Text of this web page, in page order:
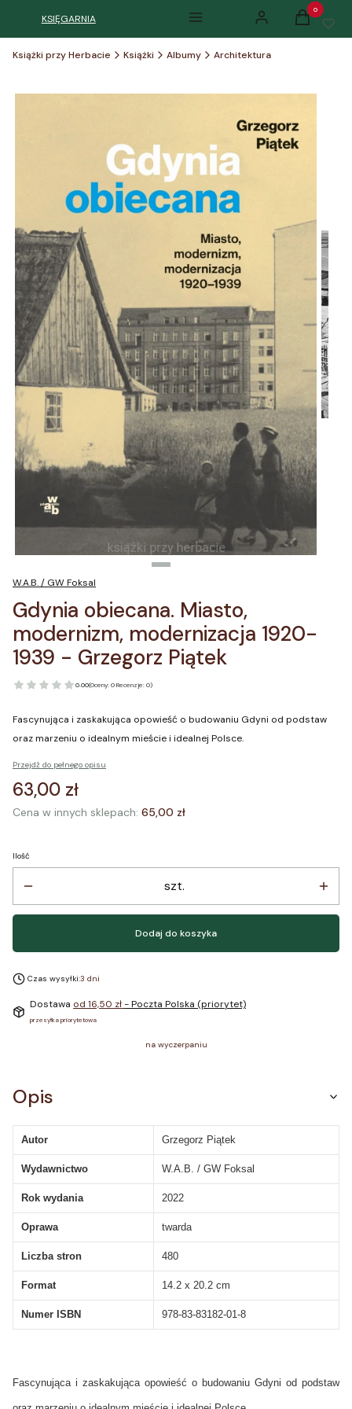
KSIĘGARNIA Menu Zaloguj się Produkty w
Koszyk
Książki przy Herbacie Książki Albumy Architektura
W.A.B. / GW Foksal
Gdynia obiecana. Miasto,
modernizm, modernizacja 1920-
1939 - Grzegorz Piątek
0.00(Oceny: 0 Recenzje: 0)
Fascynująca i zaskakująca opowieść o budowaniu Gdyni od podstaw
oraz marzeniu o idealnym mieście i idealnej Polsce.
Przejdź do pełnego opisu
Cena
63,00 zł
Cena w innych sklepach: 65,00 zł
Ilość
szt.
Dodaj do koszyka
Czas wysyłki:3 dni
Dostawa od 16,50 zł- Poczta Polska (priorytet)
przesyłka priorytetowa
na wyczerpaniu
Opis
Autor Grzegorz Piątek
Wydawnictwo W.A.B. / GW Foksal
Rok wydania 2022
Oprawa twarda
Liczba stron 480
Format 14.2 x 20.2 cm
Numer ISBN 978-83-83182-01-8
Fascynująca i zaskakująca opowieść o budowaniu Gdyni od podstaw